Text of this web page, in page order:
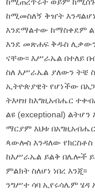
ከሚመስለኝ ቅዠት
እንደማልተው ከማስቀደም
እንደ መጽሐፍ ቅዱስ
ናቸው፡፡ እሥራኤል በተለይ
ስለ እሥራኤል ያለውን ትቼ
ኢትዮጵያዊት የሆነችው
ትእዛዝ ከእግዚአብሔር
ልዩ (exceptional)
ማርያም እህቱ
ጳውሎስ እንዳለው የክርስቶስ
ከእሥራኤል ይልቅ በሌሎች
ምልክት ስለሆነ ነበረ እንጂ፡፡
ንግሥተ ሳባ ኢየሩሳሌም ሄዳ